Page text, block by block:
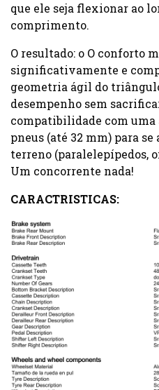
que ele seja flexionar ao
comprimento.
O resultado: o O conforto
significativamente e
geometria ágil do
desempenho sem
compatibilidade com uma
pneus (até 32 mm) para
terreno (paralelepípedos,
Um concorrente nada!
CARACTRISTICAS: